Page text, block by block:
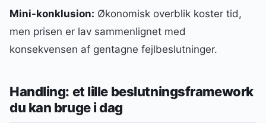
Mini-konklusion: Økonomisk overblik koster tid,
men prisen er lav sammenlignet med
konsekvensen af gentagne fejlbeslutninger.
Handling: et lille beslutningsframework
du kan bruge i dag